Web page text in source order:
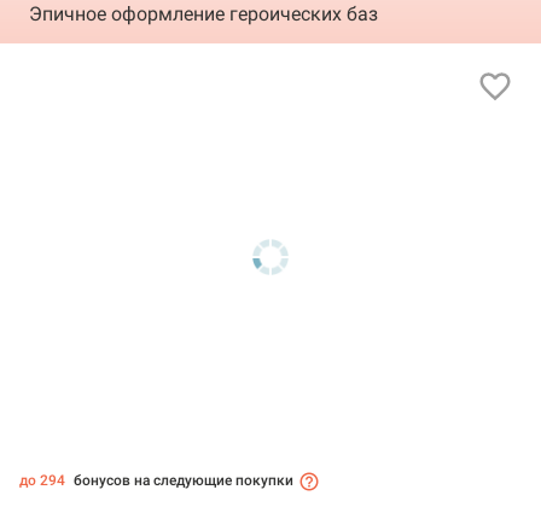
Эпичное оформление героических баз
до 294 бонусов на следующие покупки